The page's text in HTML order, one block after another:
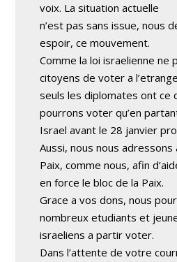
voix. La situation actuelle
n’est pas sans issue, nous
espoir, ce mouvement.
Comme la loi israelienne ne
citoyens de voter a
seuls les diplomates ont ce
pourrons voter qu’en
Israel avant le 28 janvier
Aussi, nous nous adressons
Paix, comme nous, afin
en force le bloc de la Paix.
Grace a vos dons, nous
nombreux etudiants et
israeliens a partir voter.
Dans l’attente de votre